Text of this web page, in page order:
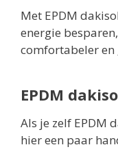
Met EPDM
energie
comfortabeler
EPDM
Als je zelf EPDM
hier een paar